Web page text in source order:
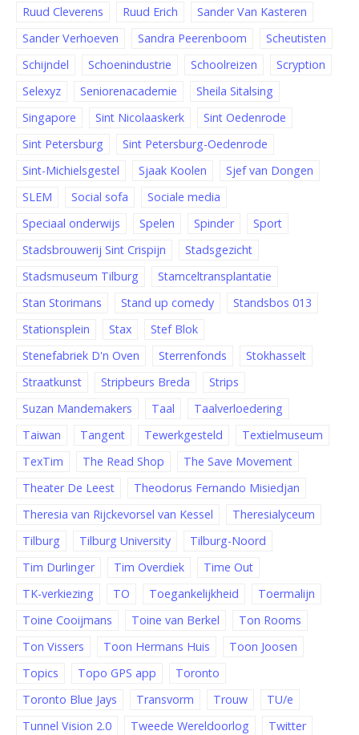
Ruud Cleverens
Ruud Erich
Sander Van Kasteren
Sander Verhoeven
Sandra Peerenboom
Scheutisten
Schijndel
Schoenindustrie Schoolreizen
Scryption
Selexyz
Seniorenacademie
Sheila Sitalsing
Singapore
Sint Nicolaaskerk
Sint Oedenrode
Sint Petersburg
Sint Petersburg-Oedenrode
Sint-Michielsgestel
Sjaak Koolen
Sjef van Dongen
SLEM
Social sofa
Sociale media
Speciaal onderwijs
Spelen Spinder
Sport
Stadsbrouwerij Sint Crispijn
Stadsgezicht
Stadsmuseum Tilburg
Stamceltransplantatie
Stan Storimans
Stand up comedy
Standsbos 013
Stationsplein
Stax
Stef Blok
Stenefabriek D'n Oven
Sterrenfonds
Stokhasselt
Straatkunst
Stripbeurs Breda
Strips
Suzan Mandemakers
Taal
Taalverloedering
Taiwan
Tangent Tewerkgesteld
Textielmuseum
TexTim
The Read Shop
The Save Movement
Theater De Leest
Theodorus Fernando Misiedjan
Theresia van Rijckevorsel van Kessel
Theresialyceum
Tilburg
Tilburg University
Tilburg-Noord
Tim Durlinger
Tim Overdiek
Time Out
TK-verkiezing
TO Toegankelijkheid
Toermalijn
Toine Cooijmans
Toine van Berkel
Ton Rooms
Ton Vissers
Toon Hermans Huis
Toon Joosen
Topics
Topo GPS app
Toronto
Toronto Blue Jays
Transvorm Trouw
TU/e
Tunnel Vision 2.0
Tweede Wereldoorlog
Twitter